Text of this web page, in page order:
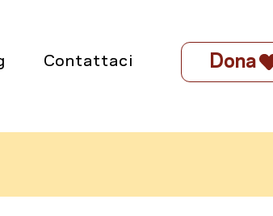
Contattaci Dona